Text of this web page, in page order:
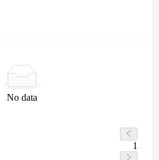
No data
1